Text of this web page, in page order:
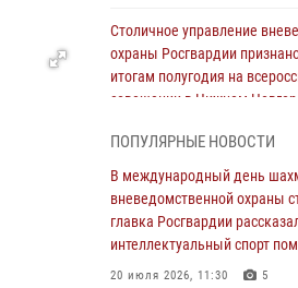
Столичное управление
охраны Росгвардии
итогам полугодия на
совещании в Нижнем
Столичные росгвардейцы
мужчин, устроивших пьяный
(видео)
06 августа 2026, 11:20 1
ПОПУЛЯРНЫЕ НОВОСТИ
В международный день
вневедомственной охраны
главка Росгвардии
интеллектуальный спорт
20 июля 2026, 11:30 5